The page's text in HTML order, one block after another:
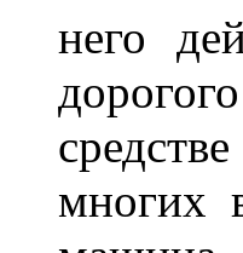
него
многих